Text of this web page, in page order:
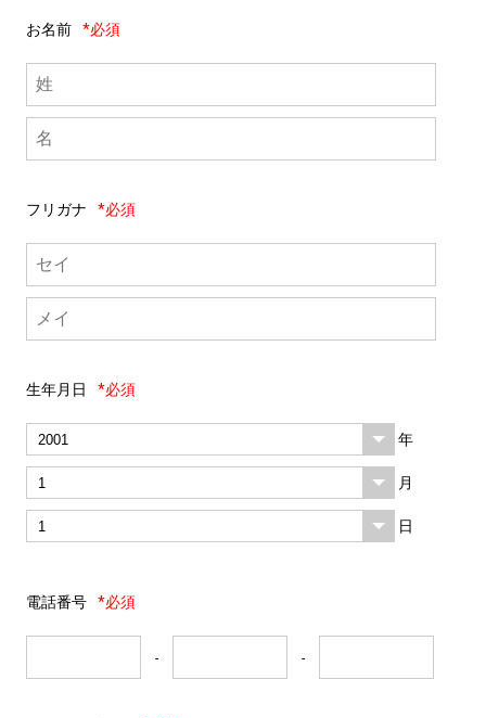
お名前 *必須
フリガナ *必須
生年月日 *必須
年
月
日
電話番号 *必須
- -